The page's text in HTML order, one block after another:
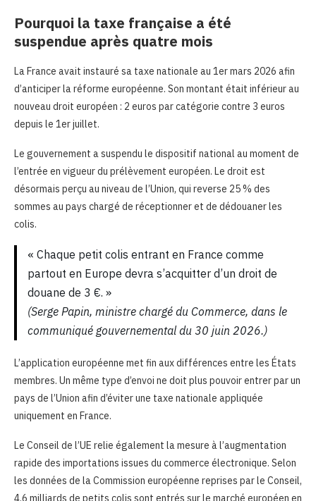
Pourquoi la taxe française a été
suspendue après quatre mois
La France avait instauré sa taxe nationale au 1er mars 2026 afin
d’anticiper la réforme européenne. Son montant était inférieur au
nouveau droit européen : 2 euros par catégorie contre 3 euros
depuis le 1er juillet.
Le gouvernement a suspendu le dispositif national au moment de
l’entrée en vigueur du prélèvement européen. Le droit est
désormais perçu au niveau de l’Union, qui reverse 25 % des
sommes au pays chargé de réceptionner et de dédouaner les
colis.
« Chaque petit colis entrant en France comme
partout en Europe devra s’acquitter d’un droit de
douane de 3 €. »
(Serge Papin, ministre chargé du Commerce, dans le
communiqué gouvernemental du 30 juin 2026.)
L’application européenne met fin aux différences entre les États
membres. Un même type d’envoi ne doit plus pouvoir entrer par un
pays de l’Union afin d’éviter une taxe nationale appliquée
uniquement en France.
Le Conseil de l’UE relie également la mesure à l’augmentation
rapide des importations issues du commerce électronique. Selon
les données de la Commission européenne reprises par le Conseil,
4,6 milliards de petits colis sont entrés sur le marché européen en